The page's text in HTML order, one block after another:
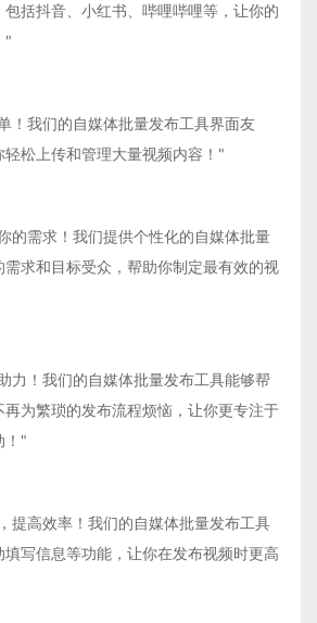
括抖音、小红书、哔哩哔哩等，让你的
"
！我们的自媒体批量发布工具界面友
松上传和管理大量视频内容！"
的需求！我们提供个性化的自媒体批量
需求和目标受众，帮助你制定最有效的视
力！我们的自媒体批量发布工具能够帮
再为繁琐的发布流程烦恼，让你更专注于
！"
提高效率！我们的自媒体批量发布工具
写信息等功能，让你在发布视频时更高